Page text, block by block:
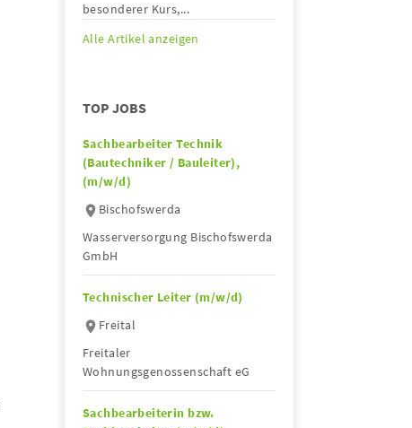
besonderer Kurs,...
Alle Artikel anzeigen
TOP JOBS
Sachbearbeiter Technik
(Bautechniker / Bauleiter),
(m/w/d)
Bischofswerda
Wasserversorgung Bischofswerda
GmbH
Technischer Leiter (m/w/d)
Freital
Freitaler
Wohnungsgenossenschaft eG
Sachbearbeiterin bzw.